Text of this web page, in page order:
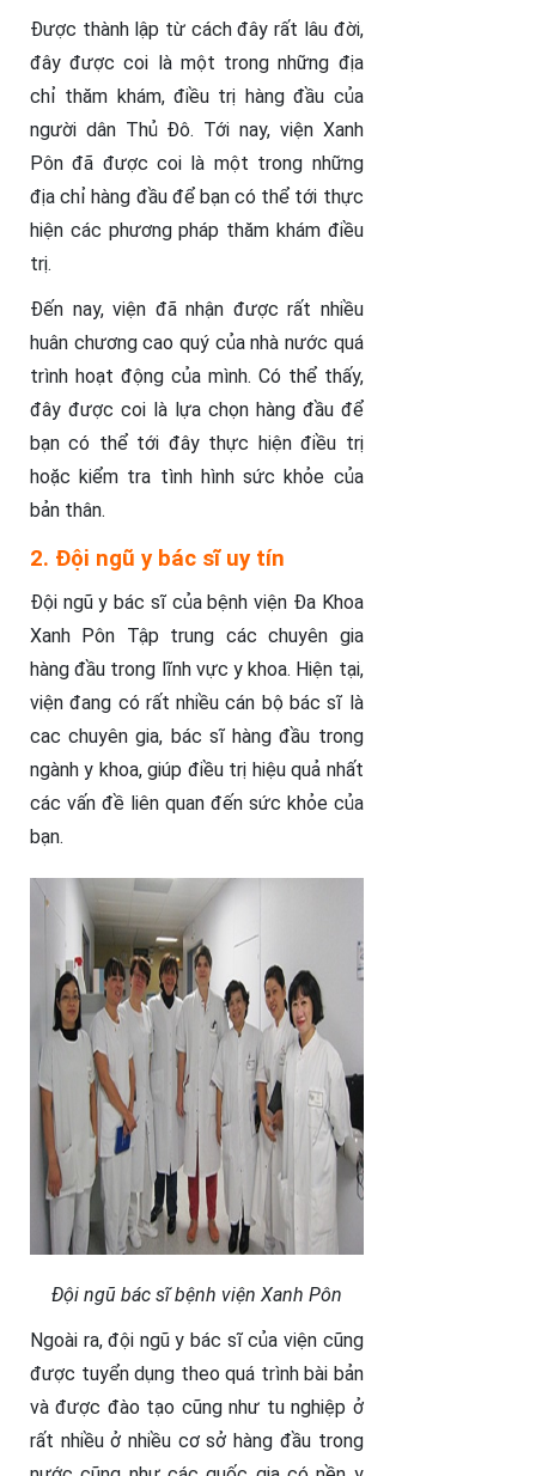
Được thành lập từ cách đây rất lâu đời,
đây được coi là một trong những địa
chỉ thăm khám, điều trị hàng đầu của
người dân Thủ Đô. Tới nay, viện Xanh
Pôn đã được coi là một trong những
địa chỉ hàng đầu để bạn có thể tới thực
hiện các phương pháp thăm khám điều
trị.
Đến nay, viện đã nhận được rất nhiều
huân chương cao quý của nhà nước quá
trình hoạt động của mình. Có thể thấy,
đây được coi là lựa chọn hàng đầu để
bạn có thể tới đây thực hiện điều trị
hoặc kiểm tra tình hình sức khỏe của
bản thân.
2. Đội ngũ y bác sĩ uy tín
Đội ngũ y bác sĩ của bệnh viện Đa Khoa
Xanh Pôn Tập trung các chuyên gia
hàng đầu trong lĩnh vực y khoa. Hiện tại,
viện đang có rất nhiều cán bộ bác sĩ là
cac chuyên gia, bác sĩ hàng đầu trong
ngành y khoa, giúp điều trị hiệu quả nhất
các vấn đề liên quan đến sức khỏe của
bạn.
Đội ngũ bác sĩ bệnh viện Xanh Pôn
Ngoài ra, đội ngũ y bác sĩ của viện cũng
được tuyển dụng theo quá trình bài bản
và được đào tạo cũng như tu nghiệp ở
rất nhiều ở nhiều cơ sở hàng đầu trong